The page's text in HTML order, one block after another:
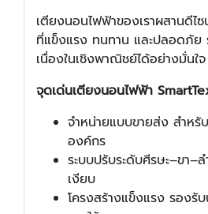
เตียงนอนไฟฟ้าของเราผสานดีไซ
ที่แข็งแรง ทนทาน และปลอดภัย
เนื่องในเชิงพาณิชย์ได้อย่างมั่นใจ
จุดเด่นเตียงนอนไฟฟ้า
จำหน่ายแบบขายส่ง สำหรั
องค์กร
ระบบปรับระดับศีรษะ–ขา
เงียบ
โครงสร้างแข็งแรง รองรั